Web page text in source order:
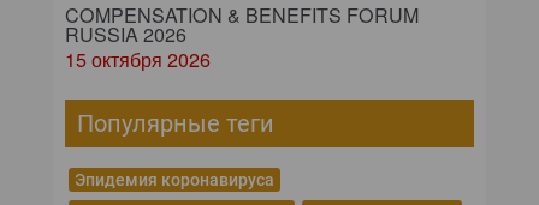
COMPENSATION & BENEFITS FORUM
RUSSIA 2026
15 октября 2026
Популярные теги
Эпидемия коронавируса